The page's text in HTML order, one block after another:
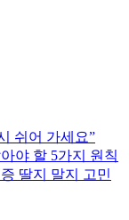
쉬어 가세요”
야 할 5가지 원칙
딸지 말지 고민